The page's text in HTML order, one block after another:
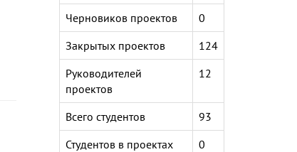
Черновиков проектов
0
Закрытых проектов
124
Руководителей
проектов
12
Всего студентов
93
Студентов в проектах
0